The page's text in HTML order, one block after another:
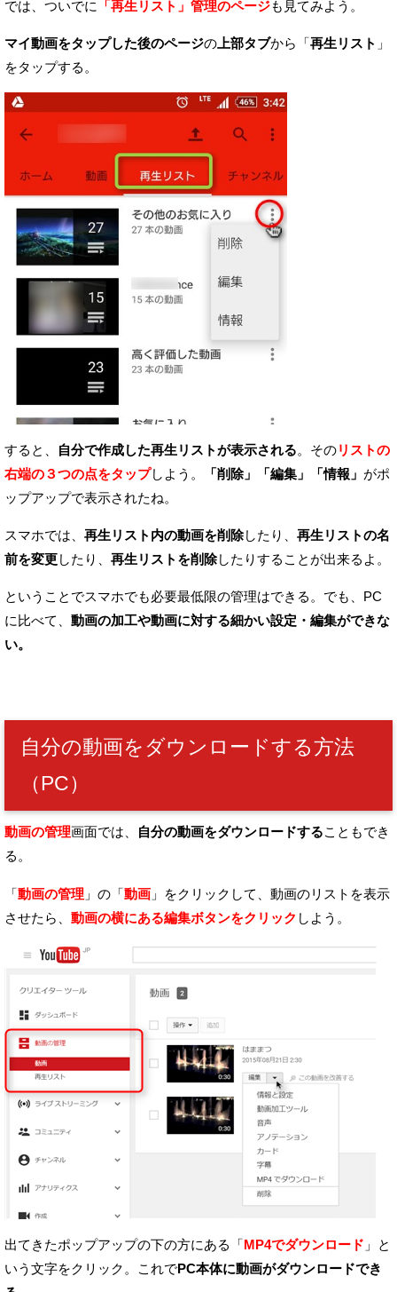
では、ついでに 「再生リスト」管理のページも見てみよう。
マイ動画をタップした後のページの 上部タブから「再生リスト 」
をタップする。
すると、 自分で作成した再生リストが表示される。 そのリストの
右端の３つの点をタップしよう。 「削除」「編集」「情報」 がポ
ップアップで表示されたね。
スマホでは、 再生リスト内の動画を削除したり、 再生リストの名
前を変更したり、 再生リストを削除したりすることが出来るよ。
ということでスマホでも必要最低限の管理はできる。 でも、PC
に比べて、 動画の加工や動画に対する細かい設定・編集ができな
い。
自分の動画をダウンロードする方法
（PC）
動画の管理画面では、 自分の動画をダウンロードすることもでき
る。
「動画の管理 」の「動画 」をクリックして、動画のリストを表示
させたら、 動画の横にある編集ボタンをクリック しよう。
出てきたポップアップの下の方にある「MP4でダウンロード 」と
いう文字をクリック。
これでPC本体に動画がダウンロードでき